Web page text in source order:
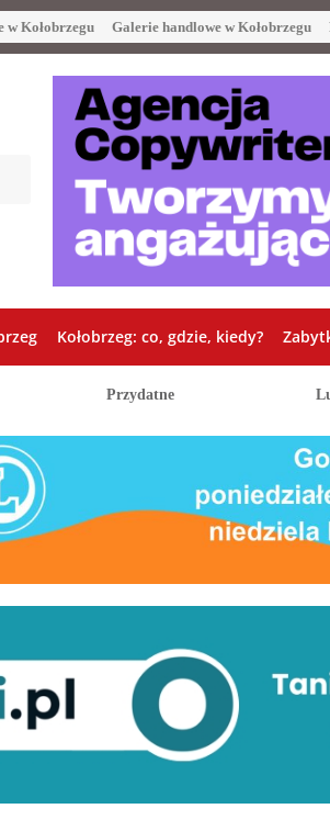
w Kołobrzegu Galerie handlowe w Kołobrzegu
Kołobrzeg: co, gdzie, kiedy?
Przydatne